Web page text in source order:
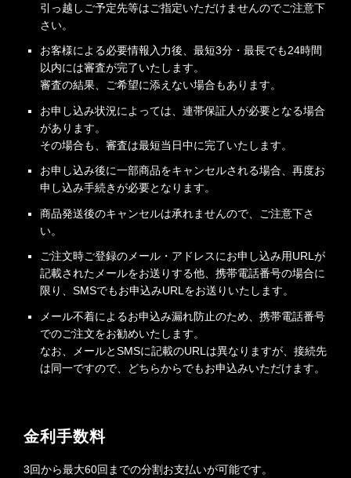
引っ越しご予定先等はご指定いただけませんのでご注意下
さい。
お客様による必要情報入力後、最短3分・最長でも24時間
以内には審査が完了いたします。
審査の結果、ご希望に添えない場合もあります。
お申し込み状況によっては、連帯保証人が必要となる場合
があります。
その場合も、審査は最短当日中に完了いたします。
お申し込み後に一部商品をキャンセルされる場合、再度お
申し込み手続きが必要となります。
商品発送後のキャンセルは承れませんので、ご注意下さ
い。
ご注文時ご登録のメール・アドレスにお申し込み用URLが
記載されたメールをお送りする他、携帯電話番号の場合に
限り、SMSでもお申込みURLをお送りいたします。
メール不着によるお申込み漏れ防止のため、携帯電話番号
でのご注文をお勧めいたします。
なお、メールとSMSに記載のURLは異なりますが、接続先
は同一ですので、どちらからでもお申込みいただけます。
金利手数料
3回から最大60回までの分割お支払いが可能です。